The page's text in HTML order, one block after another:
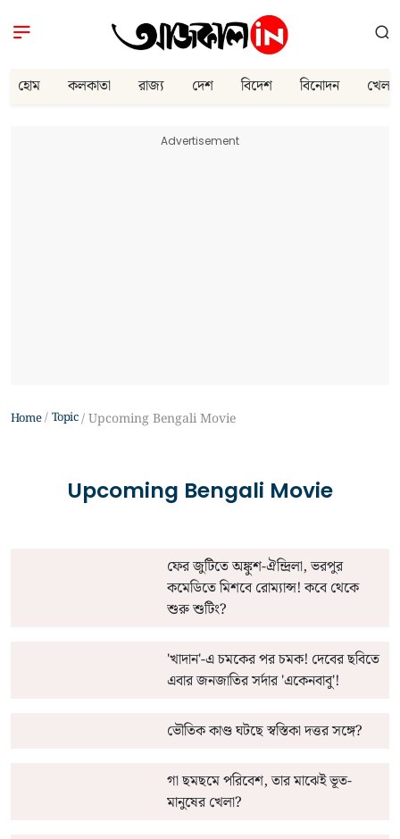
হোম কলকাতা রাজ্য দেশ বিদেশ বিনোদন খেলা
Advertisement
Home Topic Upcoming Bengali Movie
Upcoming Bengali Movie
ফের জুটিতে অঙ্কুশ-ঐন্দ্রিলা, ভরপুর
কমেডিতে মিশবে রোম্যান্স! কবে থেকে
শুরু শুটিং?
'খাদান'-এ চমকের পর চমক! দেবের ছবিতে
এবার জনজাতির সর্দার 'একেনবাবু'!
ভৌতিক কাণ্ড ঘটছে স্বস্তিকা দত্তর সঙ্গে?
গা ছমছমে পরিবেশ, তার মাঝেই ভূত-
মানুষের খেলা?